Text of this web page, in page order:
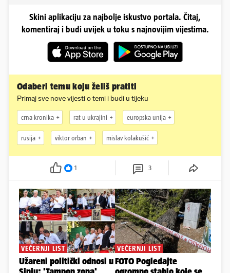
Skini aplikaciju za najbolje iskustvo portala. Čitaj,
komentiraj i budi uvijek u toku s najnovijim vijestima.
Odaberi temu koju želiš pratiti
Primaj sve nove vijesti o temi i budi u tijeku
crna kronika rat u ukrajini europska unija
rusija viktor orban mislav kolakušić
1 3